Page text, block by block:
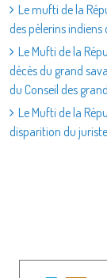
Le mufti de la
des pèlerins indiens
Le Mufti de la
décès du grand
du Conseil des
Le Mufti de la
disparition du